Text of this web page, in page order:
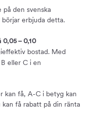
den svenska
erbjuda detta.
– 0,10
bostad. Med
eller C i en
kan få, A-C i betyg kan
få rabatt på din ränta